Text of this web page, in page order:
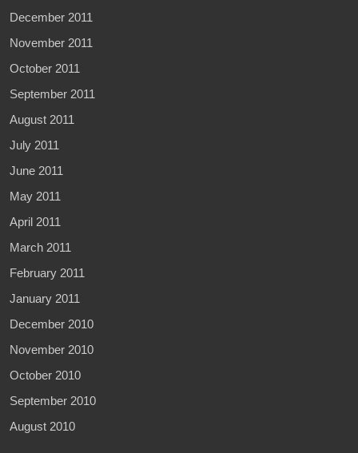
December 2011
November 2011
October 2011
September 2011
August 2011
July 2011
June 2011
May 2011
April 2011
March 2011
February 2011
January 2011
December 2010
November 2010
October 2010
September 2010
August 2010